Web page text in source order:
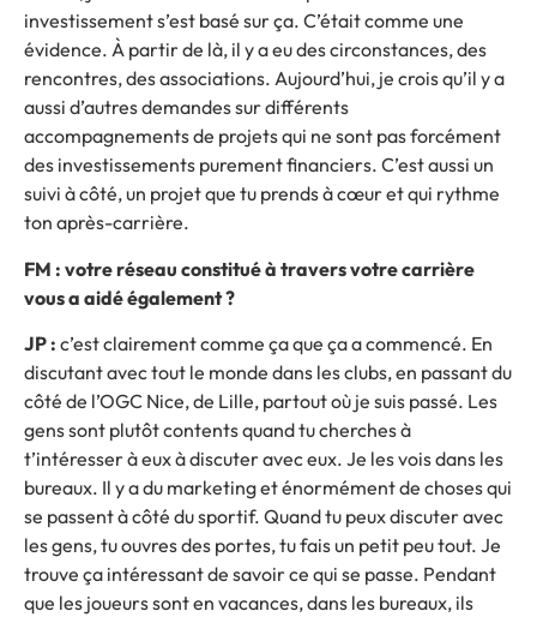
investissement s’est basé sur ça. C’était comme une
évidence. À partir de là, il y a eu des circonstances, des
rencontres, des associations. Aujourd’hui, je crois qu’il y a
aussi d’autres demandes sur différents
accompagnements de projets qui ne sont pas forcément
des investissements purement financiers. C’est aussi un
suivi à côté, un projet que tu prends à cœur et qui rythme
ton après-carrière.
FM : votre réseau constitué à travers votre carrière
vous a aidé également ?
JP : c’est clairement comme ça que ça a commencé. En
discutant avec tout le monde dans les clubs, en passant du
côté de l’OGC Nice, de Lille, partout où je suis passé. Les
gens sont plutôt contents quand tu cherches à
t’intéresser à eux à discuter avec eux. Je les vois dans les
bureaux. Il y a du marketing et énormément de choses qui
se passent à côté du sportif. Quand tu peux discuter avec
les gens, tu ouvres des portes, tu fais un petit peu tout. Je
trouve ça intéressant de savoir ce qui se passe. Pendant
que les joueurs sont en vacances, dans les bureaux, ils